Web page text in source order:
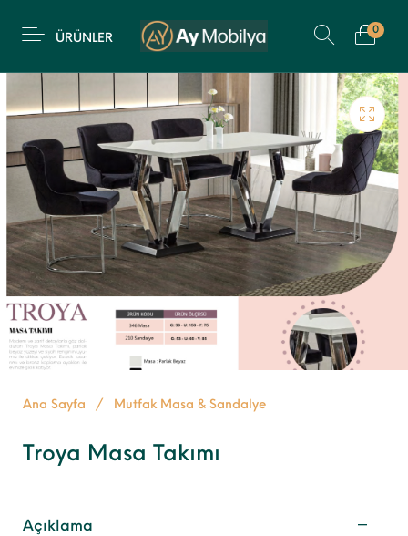
ÜRÜNLER
0
Ana Sayfa / Mutfak Masa & Sandalye
Troya Masa Takımı
Açıklama